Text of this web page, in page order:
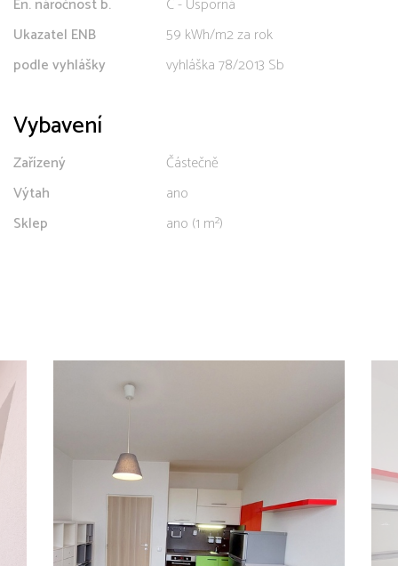
Ukazatel ENB
59 kWh/m2 za rok
podle vyhlášky
vyhláška 78/2013 Sb
Vybavení
Zařízený
Částečně
Výtah
ano
Sklep
ano (1 m²)